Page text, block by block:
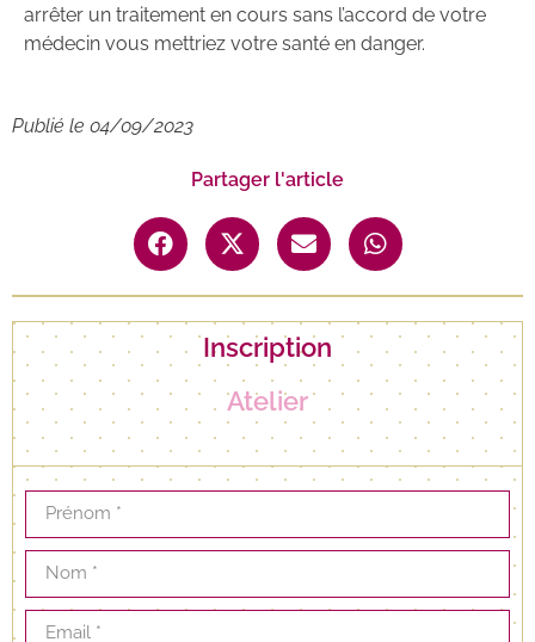
arrêter un traitement en cours sans l’accord de votre
médecin vous mettriez votre santé en danger.
Publié le 04/09/2023
Partager l'article
Inscription
Atelier